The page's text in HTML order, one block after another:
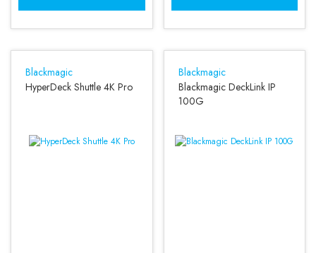
Blackmagic
HyperDeck Shuttle 4K Pro
Blackmagic
Blackmagic DeckLink IP
100G